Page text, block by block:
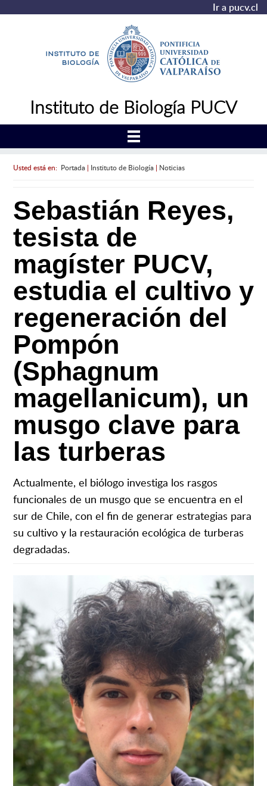
Ir a pucv.cl
Instituto de Biología PUCV
Usted está en: Portada| Instituto de Biología| Noticias
Sebastián Reyes,
tesista de
magíster PUCV,
estudia el cultivo y
regeneración del
Pompón
(Sphagnum
magellanicum), un
musgo clave para
las turberas
Actualmente, el biólogo investiga los rasgos
funcionales de un musgo que se encuentra en el
sur de Chile, con el fin de generar estrategias para
su cultivo y la restauración ecológica de turberas
degradadas.